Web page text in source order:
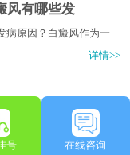
风有哪些发
病原因？白癜风作为一
详情>>
号 在线咨询